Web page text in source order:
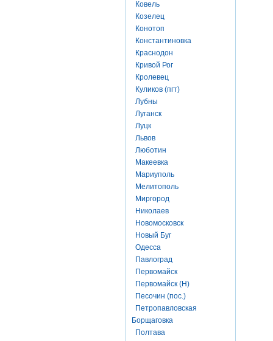
Ковель
Козелец
Конотоп
Константиновка
Краснодон
Кривой Рог
Кролевец
Куликов (пгт)
Лубны
Луганск
Луцк
Львов
Люботин
Макеевка
Мариуполь
Мелитополь
Миргород
Николаев
Новомосковск
Новый Буг
Одесса
Павлоград
Первомайск
Первомайск (Н)
Песочин (пос.)
Петропавловская
Борщаговка
Полтава